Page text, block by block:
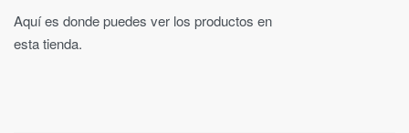
Aquí es donde puedes ver los productos en
esta tienda.